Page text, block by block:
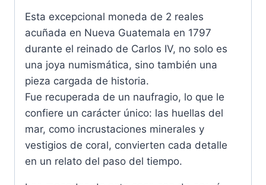
Esta excepcional moneda de 2 reales
acuñada en Nueva Guatemala en 1797
durante el reinado de Carlos IV, no solo es
una joya numismática, sino también una
pieza cargada de historia.
Fue recuperada de un naufragio, lo que le
confiere un carácter único: las huellas del
mar, como incrustaciones minerales y
vestigios de coral, convierten cada detalle
en un relato del paso del tiempo.